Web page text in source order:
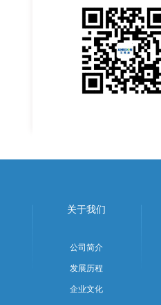
关于我们
公司简介
发展历程
企业文化